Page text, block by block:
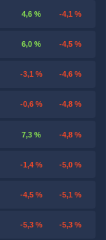
4,6 % -4,1 %
6,0 % -4,5 %
-3,1 % -4,6 %
-0,6 % -4,8 %
7,3 % -4,8 %
-1,4 % -5,0 %
-4,5 % -5,1 %
-5,3 % -5,3 %